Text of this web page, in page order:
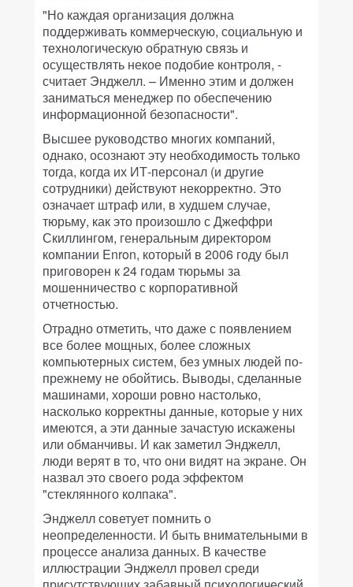
"Но каждая организация должна
поддерживать коммерческую, социальную и
технологическую обратную связь и
осуществлять некое подобие контроля, -
считает Энджелл. – Именно этим и должен
заниматься менеджер по обеспечению
информационной безопасности".
Высшее руководство многих компаний,
однако, осознают эту необходимость только
тогда, когда их ИТ-персонал (и другие
сотрудники) действуют некорректно. Это
означает штраф или, в худшем случае,
тюрьму, как это произошло с Джеффри
Скиллингом, генеральным директором
компании Enron, который в 2006 году был
приговорен к 24 годам тюрьмы за
мошенничество с корпоративной
отчетностью.
Отрадно отметить, что даже с появлением
все более мощных, более сложных
компьютерных систем, без умных людей по-
прежнему не обойтись. Выводы, сделанные
машинами, хороши ровно настолько,
насколько корректны данные, которые у них
имеются, а эти данные зачастую искажены
или обманчивы. И как заметил Энджелл,
люди верят в то, что они видят на экране. Он
назвал это своего рода эффектом
"стеклянного колпака".
Энджелл советует помнить о
неопределенности. И быть внимательными в
процессе анализа данных. В качестве
иллюстрации Энджелл провел среди